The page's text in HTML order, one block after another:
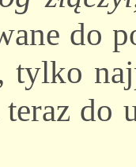
do
tylko
do